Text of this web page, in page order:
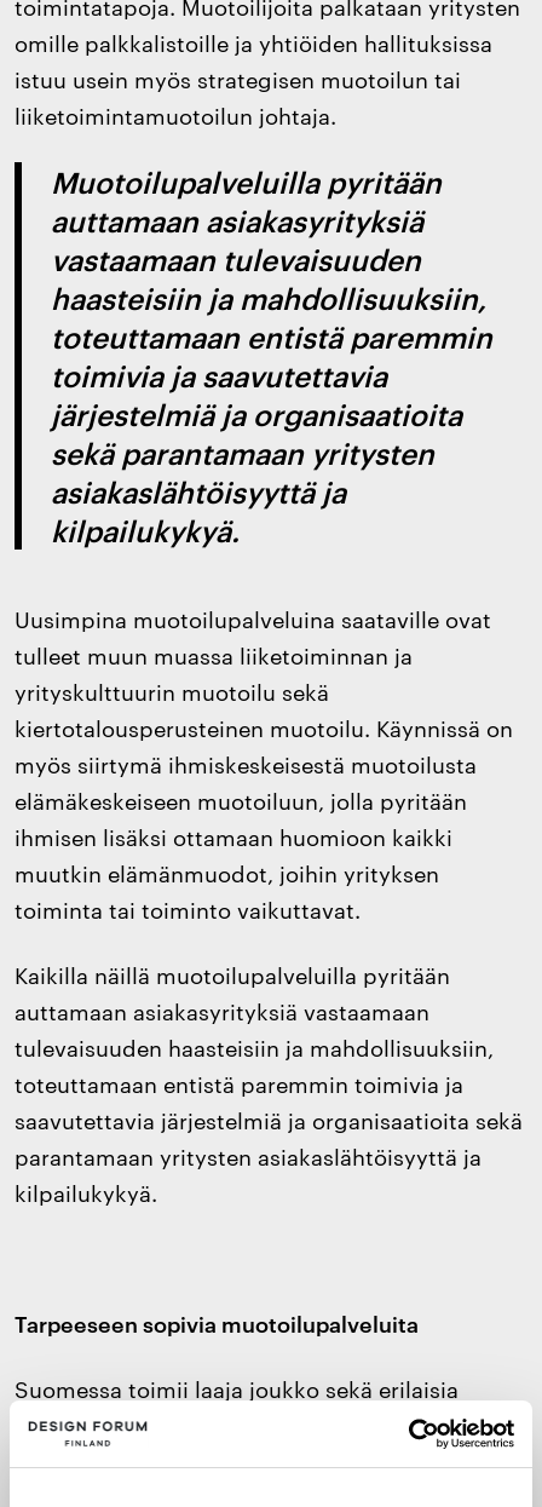
omille palkkalistoille ja yhtiöiden hallituksissa
istuu usein myös strategisen muotoilun tai
liiketoimintamuotoilun johtaja.
Muotoilupalveluilla pyritään
auttamaan asiakasyrityksiä
vastaamaan tulevaisuuden
haasteisiin ja mahdollisuuksiin,
toteuttamaan entistä paremmin
toimivia ja saavutettavia
järjestelmiä ja organisaatioita
sekä parantamaan yritysten
asiakaslähtöisyyttä ja
kilpailukykyä.
Uusimpina muotoilupalveluina saataville ovat
tulleet muun muassa liiketoiminnan ja
yrityskulttuurin muotoilu sekä
kiertotalousperusteinen muotoilu. Käynnissä on
myös siirtymä ihmiskeskeisestä muotoilusta
elämäkeskeiseen muotoiluun, jolla pyritään
ihmisen lisäksi ottamaan huomioon kaikki
muutkin elämänmuodot, joihin yrityksen
toiminta tai toiminto vaikuttavat.
Kaikilla näillä muotoilupalveluilla pyritään
auttamaan asiakasyrityksiä vastaamaan
tulevaisuuden haasteisiin ja mahdollisuuksiin,
toteuttamaan entistä paremmin toimivia ja
saavutettavia järjestelmiä ja organisaatioita sekä
parantamaan yritysten asiakaslähtöisyyttä ja
kilpailukykyä.
Tarpeeseen sopivia muotoilupalveluita
Suomessa toimii laaja joukko sekä erilaisia
muotoilupalveluita tarjoavia itsenäisiä toimijoita
että muotoilutoimistoja, jotka tarjoavat laajasti